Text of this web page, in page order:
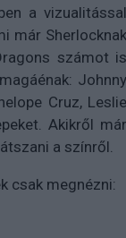
a vizualitással
már Sherlocknak
számot is
Johnny
Cruz, Leslie
Akikről már
a színről.
csak megnézni: